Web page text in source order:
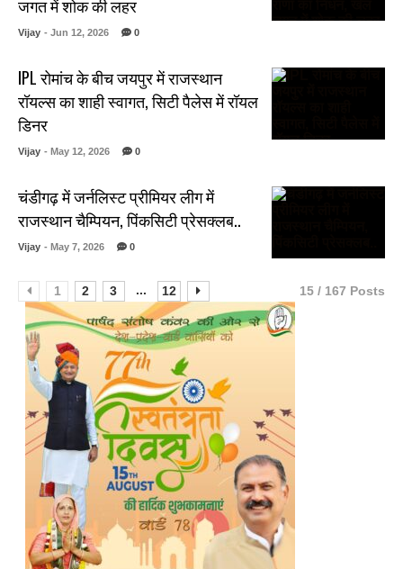
जगत में शोक की लहर
Vijay - Jun 12, 2026 0
IPL रोमांच के बीच जयपुर में राजस्थान
रॉयल्स का शाही स्वागत, सिटी पैलेस में रॉयल
डिनर
Vijay - May 12, 2026 0
चंडीगढ़ में जर्नलिस्ट प्रीमियर लीग में
राजस्थान चैम्पियन, पिंकसिटी प्रेसक्लब..
Vijay - May 7, 2026 0
1 2 3 ... 12 15 / 167 Posts